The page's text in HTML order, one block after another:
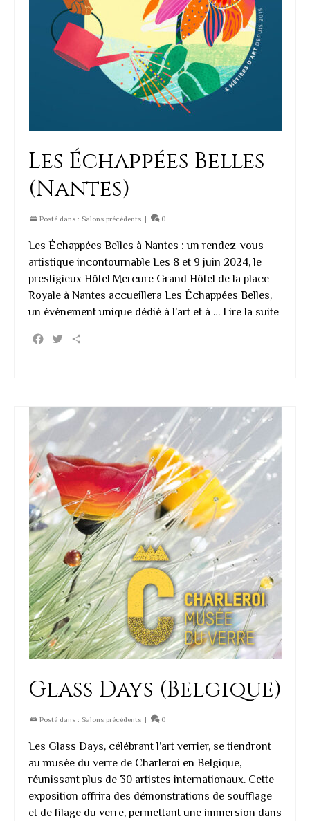
Les Échappées Belles
(Nantes)
Posté dans : Salons précédents | 0
Les Échappées Belles à Nantes : un rendez-vous
artistique incontournable Les 8 et 9 juin 2024, le
prestigieux Hôtel Mercure Grand Hôtel de la place
Royale à Nantes accueillera Les Échappées Belles,
un événement unique dédié à l’art et à … Lire la suite
Facebook
Twitter
Glass Days (Belgique)
Posté dans : Salons précédents | 0
Les Glass Days, célébrant l’art verrier, se tiendront
au musée du verre de Charleroi en Belgique,
réunissant plus de 30 artistes internationaux. Cette
exposition offrira des démonstrations de soufflage
et de filage du verre, permettant une immersion dans